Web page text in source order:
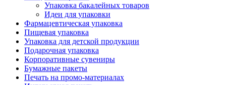
Упаковка бакалейных товаров
Идеи для упаковки
Фармацевтическая упаковка
Пищевая упаковка
Упаковка для детской продукции
Подарочная упаковка
Корпоративные сувениры
Бумажные пакеты
Печать на промо-материалах